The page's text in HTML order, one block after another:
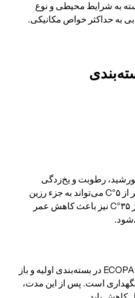
۷ روز (بسته به شرایط محیطی و نوع
به حداکثر خواص مکانیکی.
رطوبت و یخ‌زدگی
از ۵°C
می‌تواند به جزء رزین
۳۵°C
نیز باعث کاهش عمر
ملات دو جزئی بتن ECOPAIR 302 در بسته‌بندی اولیه و باز
۹ ماه قابل نگهداری است. پس از این مدت،